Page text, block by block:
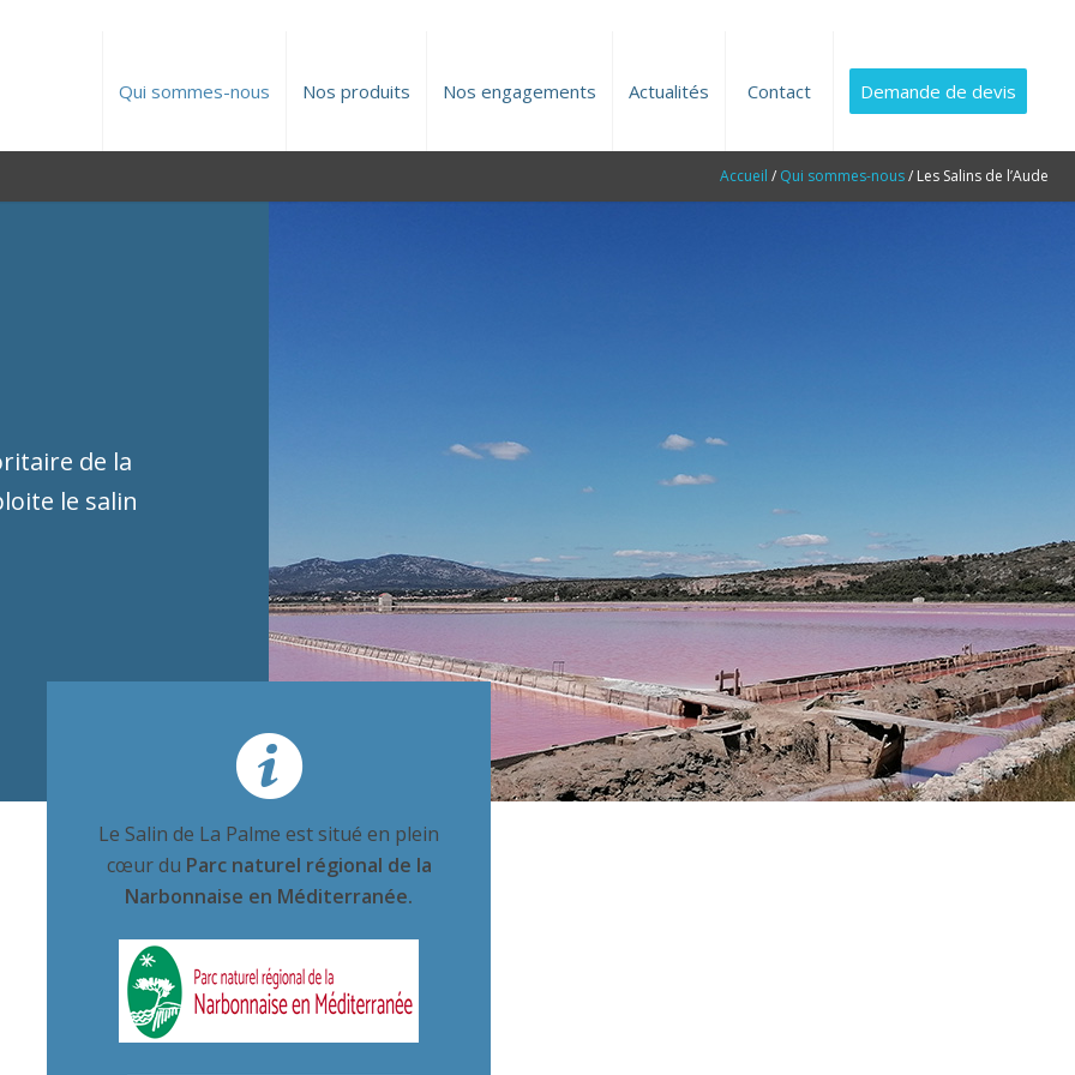
Qui sommes-nous Nos produits Nos engagements Actualités Contact Demande de devis
Accueil / Qui sommes-nous/ Les Salins de l’Aude
de la
le salin
Le Salin de La Palme est situé en plein
cœur du Parc naturel régional de la
Narbonnaise en Méditerranée.